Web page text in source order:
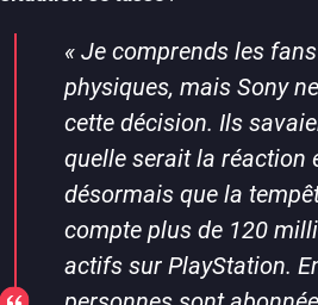
« Je comprends les
physiques, mais Sony
cette décision. Ils
quelle serait la réaction
désormais que la
compte plus de 120
actifs sur PlayStation.